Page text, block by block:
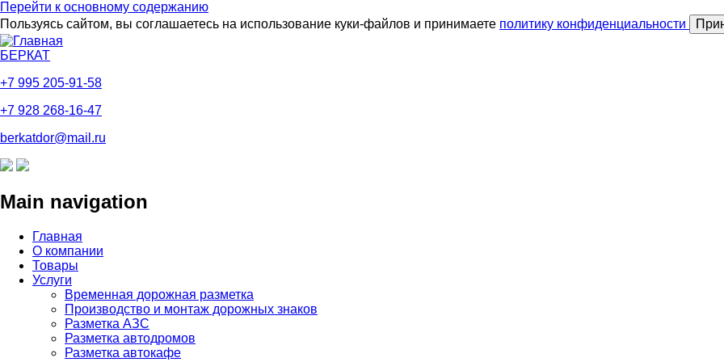
Перейти к основному содержанию
Пользуясь сайтом, вы соглашаетесь на использование куки-файлов и принимаете политику конфиденциальности
БЕРКАТ
+7 995 205-91-58
+7 928 268-16-47
berkatdor@mail.ru
Main navigation
Главная
О компании
Товары
Услуги
Временная дорожная разметка
Производство и монтаж дорожных знаков
Разметка АЗС
Разметка автодромов
Разметка автокафе